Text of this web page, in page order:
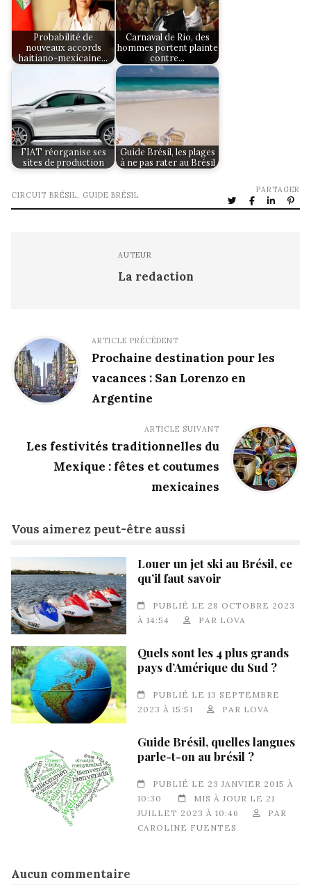
Probabilité de
nouveaux accords
haitiano-mexicaine…
Carnaval de Rio, des
hommes portent plainte
contre…
FIAT réorganise ses
sites de production
Guide Brésil, les plages
à ne pas rater au Brésil
CIRCUIT BRÉSIL, GUIDE BRÉSIL
PARTAGER
AUTEUR
La redaction
ARTICLE PRÉCÉDENT
Prochaine destination pour les
vacances : San Lorenzo en
Argentine
ARTICLE SUIVANT
Les festivités traditionnelles du
Mexique : fêtes et coutumes
mexicaines
Vous aimerez peut-être aussi
Louer un jet ski au Brésil, ce
qu’il faut savoir
PUBLIÉ LE 28 OCTOBRE 2023
À 14:54
PAR LOVA
Quels sont les 4 plus grands
pays d’Amérique du Sud ?
PUBLIÉ LE 13 SEPTEMBRE
2023 À 15:51
PAR LOVA
Guide Brésil, quelles langues
parle-t-on au brésil ?
PUBLIÉ LE 23 JANVIER 2015 À
10:30
MIS À JOUR LE 21
JUILLET 2023 À 10:46
PAR
CAROLINE FUENTES
Aucun commentaire